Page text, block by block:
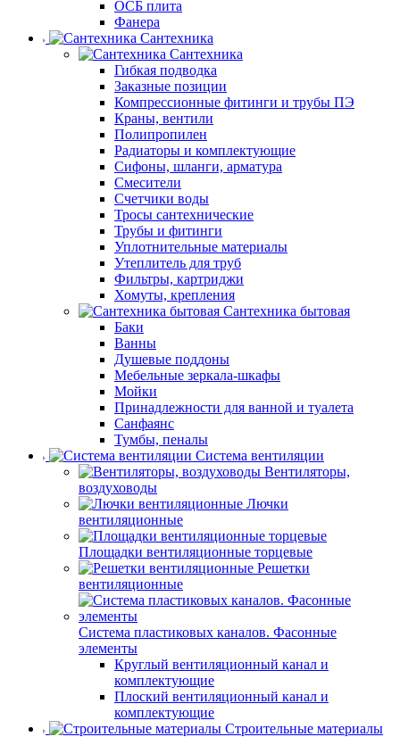
ОСБ плита
Фанера
Сантехника
Сантехника
Гибкая подводка
Заказные позиции
Компрессионные фитинги и трубы ПЭ
Краны, вентили
Полипропилен
Радиаторы и комплектующие
Сифоны, шланги, арматура
Смесители
Счетчики воды
Тросы сантехнические
Трубы и фитинги
Уплотнительные материалы
Утеплитель для труб
Фильтры, картриджи
Хомуты, крепления
Сантехника бытовая
Баки
Ванны
Душевые поддоны
Мебельные зеркала-шкафы
Мойки
Принадлежности для ванной и туалета
Санфаянс
Тумбы, пеналы
Система вентиляции
Вентиляторы,
воздуховоды
Лючки
вентиляционные
Площадки вентиляционные торцевые
Решетки
вентиляционные
Система пластиковых каналов. Фасонные
элементы
Круглый вентиляционный канал и
комплектующие
Плоский вентиляционный канал и
комплектующие
Строительные материалы